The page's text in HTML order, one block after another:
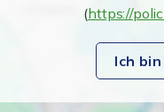
(https://
Ich